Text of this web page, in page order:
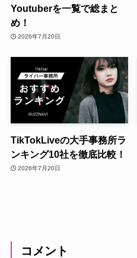
Youtuberを一覧で総まと
め！
2026年7月20日
TikTokLiveの大手事務所ラ
ンキング10社を徹底比較！
2026年7月20日
コメント